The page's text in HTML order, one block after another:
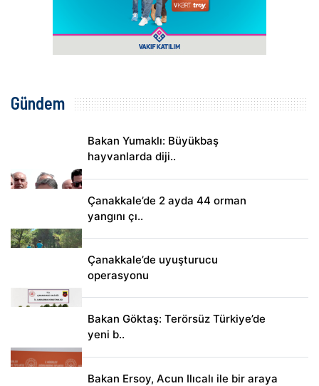
Gündem
Bakan Yumaklı: Büyükbaş
hayvanlarda diji..
Çanakkale’de 2 ayda 44 orman
yangını çı..
Çanakkale’de uyuşturucu
operasyonu
Bakan Göktaş: Terörsüz Türkiye’de
yeni b..
Bakan Ersoy, Acun Ilıcalı ile bir araya